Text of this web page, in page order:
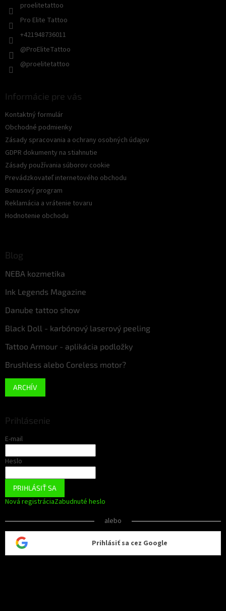
proelitetattoo
Pro Elite Tattoo
+421948736011
@ProEliteTattoo
@proelitetattoo
Informácie pre vás
Kontaktný formulár
Obchodné podmienky
Zásady spracovania a ochrany osobných údajov
GDPR dokumenty na stiahnutie
Zásady používania súborov cookie
Prevádzkovateľ internetového obchodu
Bonusový program
Reklamácia a vrátenie tovaru
Hodnotenie obchodu
Blog
NEBA kozmetika
Ink Legends Magazine
Danube tattoo show
Black Doll - karbónový laserový peeling
Tattoo Armour - aplikácia podložky
Brushless alebo Coreless motor?
ARCHÍV
Prihlásenie
E-mail
Heslo
PRIHLÁSIŤ SA
Nová registráciaZabudnuté heslo
alebo
Prihlásiť sa cez Google